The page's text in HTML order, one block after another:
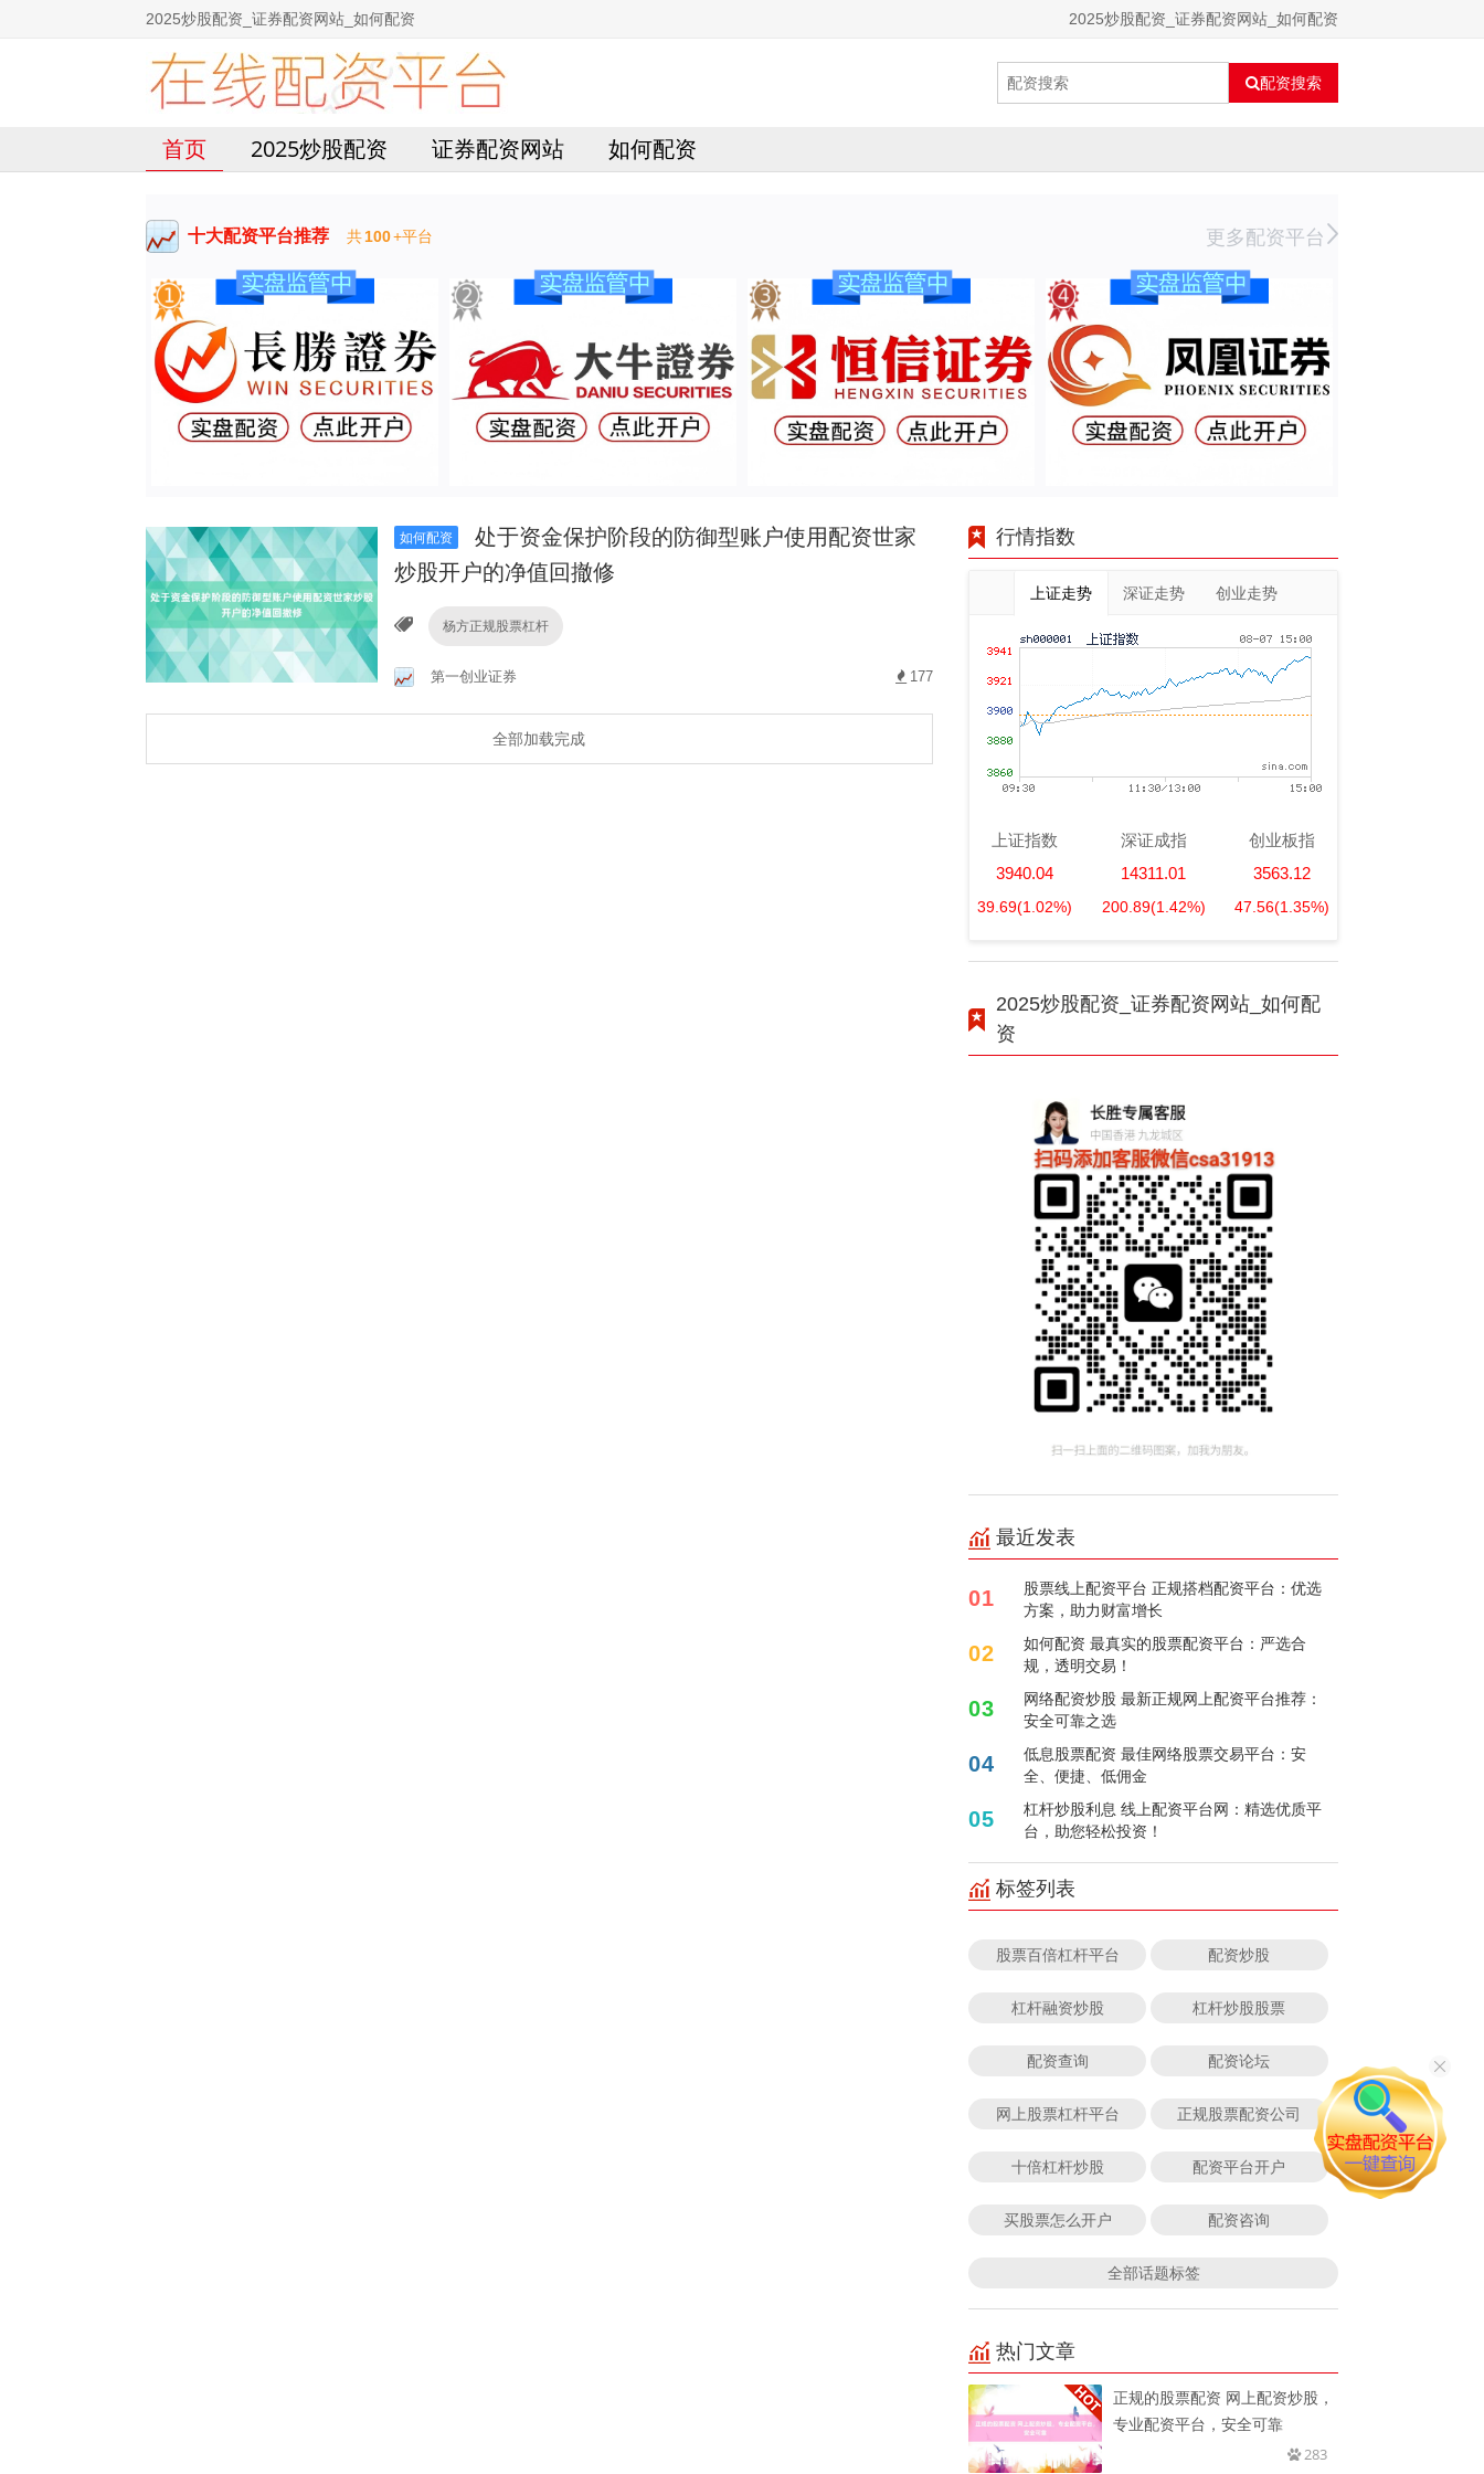
2025炒股配资_证券配资网站_如何配资 2025炒股配资_证券配资网站_如何配资
配资搜索
首页 2025炒股配资 证券配资网站 如何配资
十大配资平台推荐 共100+平台 更多配资平台
如何配资
处于资金保护阶段的防御型账户使用配资世家
炒股开户的净值回撤修
杨方正规股票杠杆
第一创业证券 177
全部加载完成
行情指数
上证走势 深证走势 创业走势
上证指数
3940.04
39.69(1.02%)
深证成指
14311.01
200.89(1.42%)
创业板指
3563.12
47.56(1.35%)
2025炒股配资_证券配资网站_如何配
资
最近发表
01
股票线上配资平台 正规搭档配资平台：优选
方案，助力财富增长
02
如何配资 最真实的股票配资平台：严选合
规，透明交易！
03
网络配资炒股 最新正规网上配资平台推荐：
安全可靠之选
04
低息股票配资 最佳网络股票交易平台：安
全、便捷、低佣金
05
杠杆炒股利息 线上配资平台网：精选优质平
台，助您轻松投资！
标签列表
股票百倍杠杆平台 配资炒股
杠杆融资炒股 杠杆炒股股票
配资查询 配资论坛
网上股票杠杆平台 正规股票配资公司
十倍杠杆炒股 配资平台开户
买股票怎么开户 配资咨询
全部话题标签
热门文章
正规的股票配资 网上配资炒股，
专业配资平台，安全可靠
283